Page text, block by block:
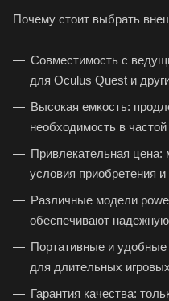
Почему стоит выбрать
Совместимость с
для Oculus Quest и
Высокая емкость:
необходимость в частой
Привлекательная
условия приобретения
Различные модели
обеспечивают надежную
Портативные и
для длительных
Гарантия качества: